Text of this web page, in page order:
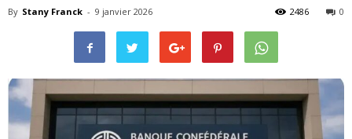
By Stany Franck - 9 janvier 2026 0
2486